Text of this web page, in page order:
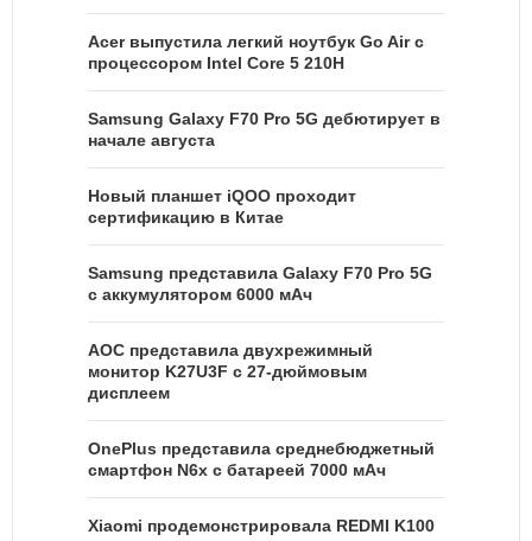
Acer выпустила легкий ноутбук Go Air c
процессором Intel Core 5 210H
Samsung Galaxy F70 Pro 5G дебютирует в
начале августа
Новый планшет iQOO проходит
сертификацию в Китае
Samsung представила Galaxy F70 Pro 5G
с аккумулятором 6000 мАч
AOC представила двухрежимный
монитор K27U3F с 27-дюймовым
дисплеем
OnePlus представила среднебюджетный
смартфон N6x с батареей 7000 мАч
Xiaomi продемонстрировала REDMI K100